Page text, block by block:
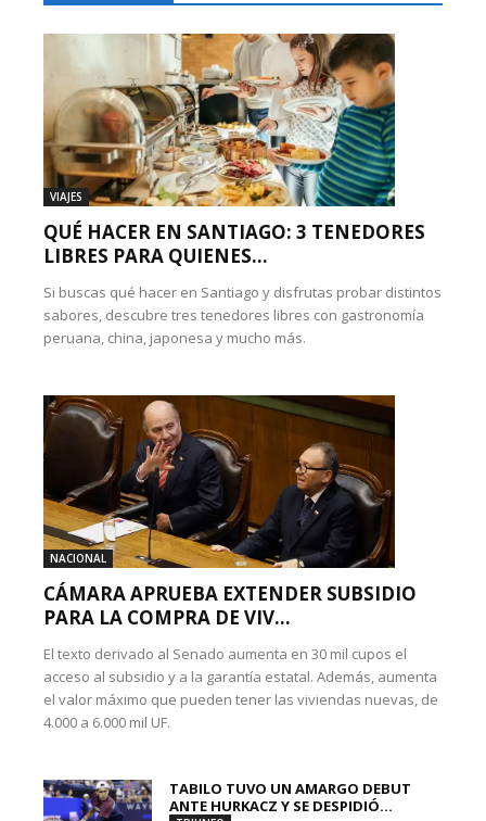
VIAJES
QUÉ HACER EN SANTIAGO: 3 TENEDORES
LIBRES PARA QUIENES...
Si buscas qué hacer en Santiago y disfrutas probar distintos
sabores, descubre tres tenedores libres con gastronomía
peruana, china, japonesa y mucho más.
NACIONAL
CÁMARA APRUEBA EXTENDER SUBSIDIO
PARA LA COMPRA DE VIV...
El texto derivado al Senado aumenta en 30 mil cupos el
acceso al subsidio y a la garantía estatal. Además, aumenta
el valor máximo que pueden tener las viviendas nuevas, de
4.000 a 6.000 mil UF.
TABILO TUVO UN AMARGO DEBUT
ANTE HURKACZ Y SE DESPIDIÓ...